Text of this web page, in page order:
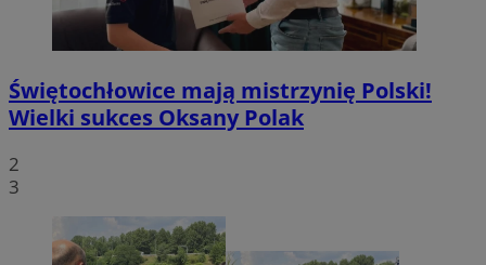
Świętochłowice mają mistrzynię Polski!
Wielki sukces Oksany Polak
2
3